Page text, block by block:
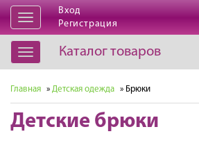
Открыть
навигацию
Вход
Регистрация
Открыть
навигацию
Каталог товаров
Главная » Детская одежда » Брюки
Детские брюки